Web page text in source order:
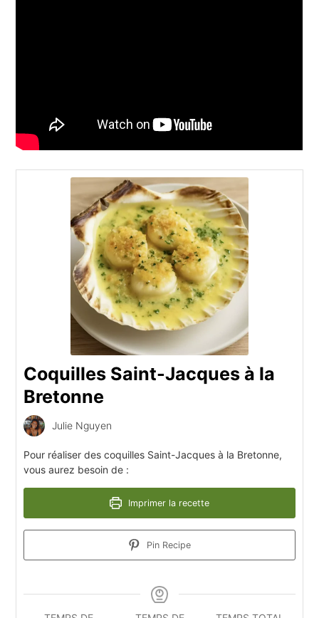
Coquilles Saint-Jacques à la
Bretonne
Julie Nguyen
Pour réaliser des coquilles Saint-Jacques à la Bretonne,
vous aurez besoin de :
Imprimer la recette
Pin Recipe